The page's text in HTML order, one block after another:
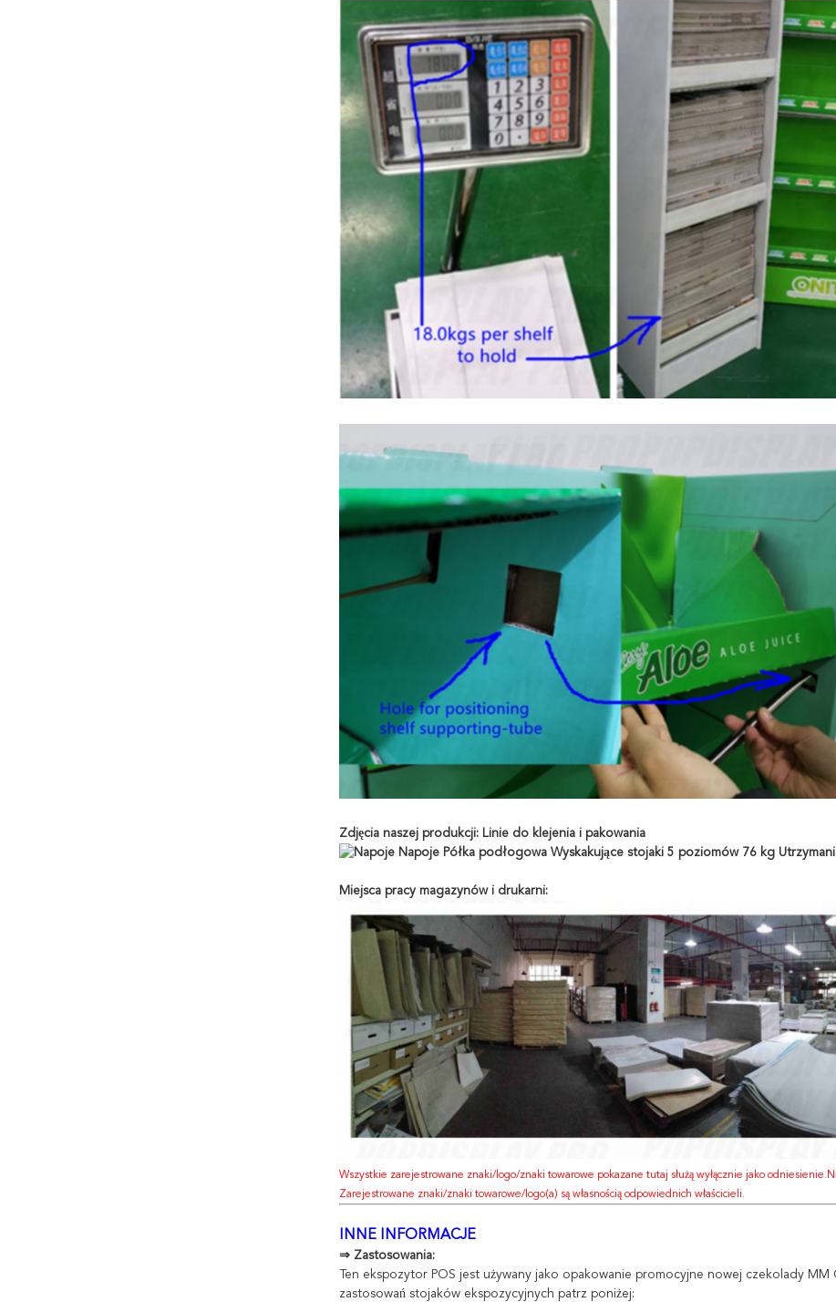
Zdjęcia naszej produkcji: Linie do klejenia i pakowania
Miejsca pracy magazynów i drukarni:
Wszystkie zarejestrowane znaki/logo/znaki towarowe pokazane tutaj służą wyłącznie jako
Zarejestrowane znaki/znaki towarowe/logo(a) są własnością odpowiednich właścicieli.
INNE INFORMACJE
⇒ Zastosowania:
Ten ekspozytor POS jest używany jako opakowanie promocyjne nowej czekolady MM
zastosowań stojaków ekspozycyjnych patrz poniżej: